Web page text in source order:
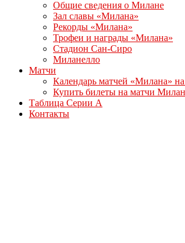
Общие сведения о Милане
Зал славы «Милана»
Рекорды «Милана»
Трофеи и награды «Милана»
Стадион Сан-Сиро
Миланелло
Матчи
Календарь матчей «Милана»
Купить билеты на матчи
Таблица Серии А
Контакты